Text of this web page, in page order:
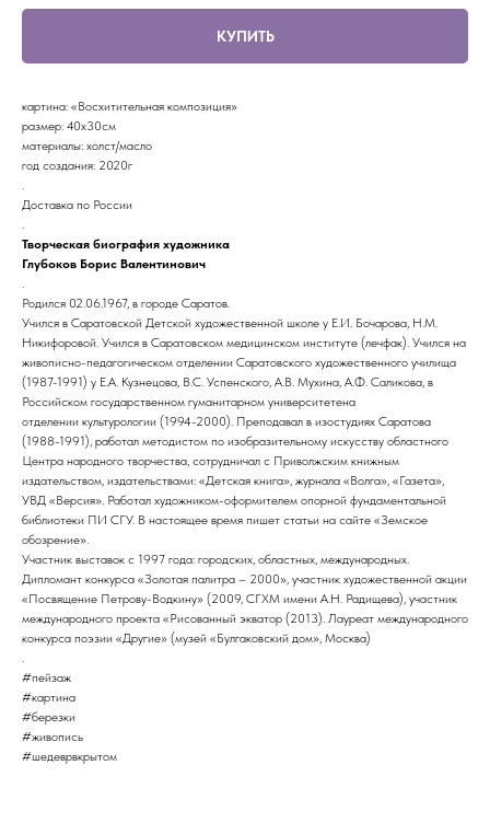
КУПИТЬ
картина: «Восхитительная композиция»
размер: 40х30см
материалы: холст/масло
год создания: 2020г
.
Доставка по России
.
Творческая биография художника
Глубоков Борис Валентинович
.
Родился 02.06.1967, в городе Саратов.
Учился в Саратовской Детской художественной школе у Е.И. Бочарова, Н.М.
Никифоровой. Учился в Саратовском медицинском институте (лечфак). Учился на
живописно-педагогическом отделении Саратовского художественного училища
(1987-1991) у Е.А. Кузнецова, В.С. Успенского, А.В. Мухина, А.Ф. Саликова, в
Российском государственном гуманитарном университетена
отделении культурологии (1994-2000). Преподавал в изостудиях Саратова
(1988-1991), работал методистом по изобразительному искусству областного
Центра народного творчества, сотрудничал с Приволжским книжным
издательством, издательствами: «Детская книга», журнала «Волга», «Газета»,
УВД «Версия». Работал художником-оформителем опорной фундаментальной
библиотеки ПИ СГУ. В настоящее время пишет статьи на сайте «Земское
обозрение».
Участник выставок с 1997 года: городских, областных, международных.
Дипломант конкурса «Золотая палитра – 2000», участник художественной акции
«Посвящение Петрову-Водкину» (2009, СГХМ имени А.Н. Радищева), участник
международного проекта «Рисованный экватор (2013). Лауреат международного
конкурса поэзии «Другие» (музей «Булгаковский дом», Москва)
.
#пейзаж
#картина
#березки
#живопись
#шедеврвкрытом